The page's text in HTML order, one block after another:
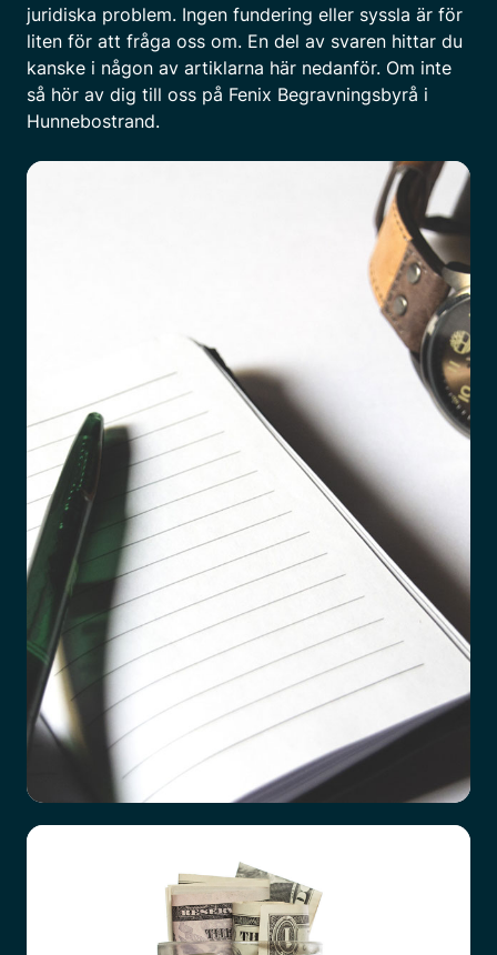
juridiska problem. Ingen fundering eller syssla är för
liten för att fråga oss om. En del av svaren hittar du
kanske i någon av artiklarna här nedanför. Om inte
så hör av dig till oss på Fenix Begravningsbyrå i
Hunnebostrand.
Checklista vid dödsfall
Det är ett hårt slag att förlora en närstående
familjemedlem, oavsett vad orsaken är. Hur